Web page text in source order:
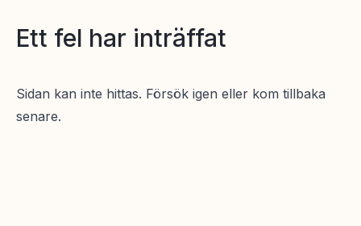
Ett fel har inträffat
Sidan kan inte hittas. Försök igen eller kom tillbaka
senare.